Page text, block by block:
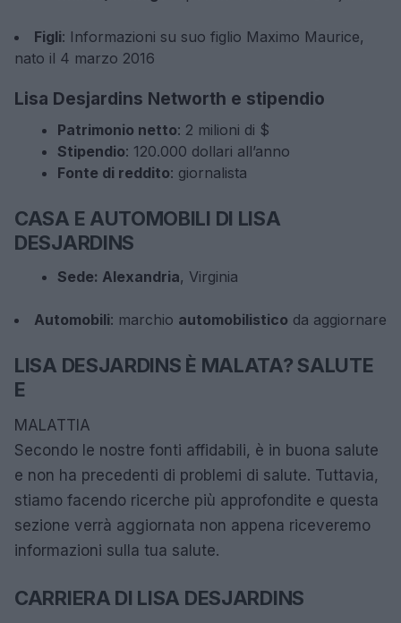
Figli: Informazioni su suo figlio Maximo Maurice,
nato il 4 marzo 2016
Lisa Desjardins Networth e stipendio
Patrimonio netto: 2 milioni di $
Stipendio: 120.000 dollari all’anno
Fonte di reddito: giornalista
CASA E AUTOMOBILI DI LISA
DESJARDINS
Sede: Alexandria, Virginia
Automobili: marchio automobilistico da aggiornare
LISA DESJARDINS È MALATA? SALUTE
E
MALATTIA
Secondo le nostre fonti affidabili, è in buona salute
e non ha precedenti di problemi di salute. Tuttavia,
stiamo facendo ricerche più approfondite e questa
sezione verrà aggiornata non appena riceveremo
informazioni sulla tua salute.
CARRIERA DI LISA DESJARDINS